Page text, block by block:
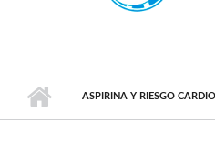
ASPIRINA Y RIESGO